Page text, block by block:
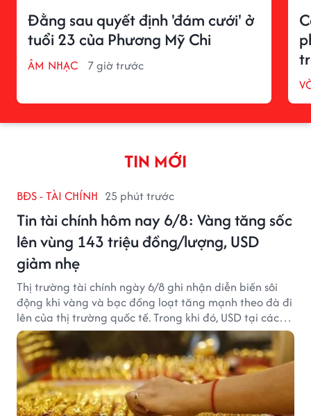
Đằng sau quyết định 'đám cưới' ở
tuổi 23 của Phương Mỹ Chi
ÂM NHẠC 7 giờ trước
TIN MỚI
BĐS - TÀI CHÍNH 25 phút trước
Tin tài chính hôm nay 6/8: Vàng tăng sốc
lên vùng 143 triệu đồng/lượng, USD
giảm nhẹ
Thị trường tài chính ngày 6/8 ghi nhận diễn biến sôi
động khi vàng và bạc đồng loạt tăng mạnh theo đà đi
lên của thị trường quốc tế. Trong khi đó, USD tại các
ngân hàng tiếp tục hạ nhiệt dù tỷ giá trung tâm lập
đỉnh mới.